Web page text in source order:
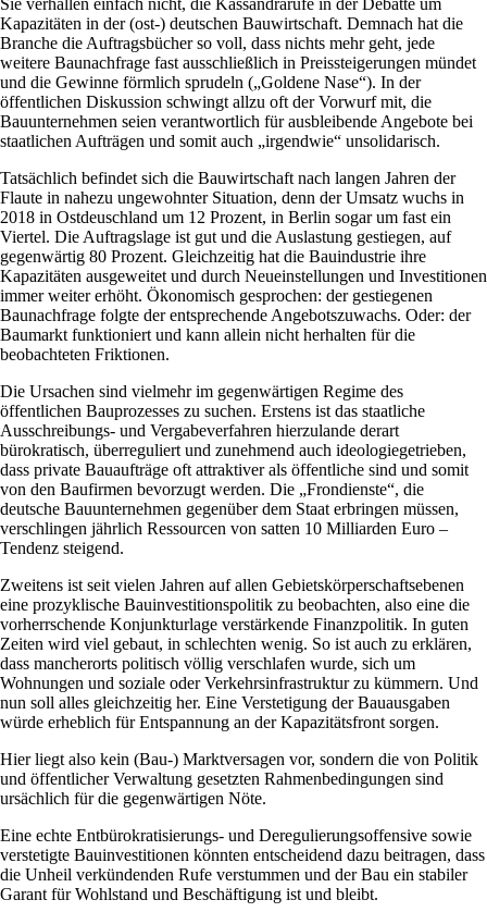
Kapazitäten in der (ost-) deutschen Bauwirtschaft. Demnach hat die
Branche die Auftragsbücher so voll, dass nichts mehr geht, jede
weitere Baunachfrage fast ausschließlich in Preissteigerungen mündet
und die Gewinne förmlich sprudeln („Goldene Nase“). In der
öffentlichen Diskussion schwingt allzu oft der Vorwurf mit, die
Bauunternehmen seien verantwortlich für ausbleibende Angebote bei
staatlichen Aufträgen und somit auch „irgendwie“ unsolidarisch.
Tatsächlich befindet sich die Bauwirtschaft nach langen Jahren der
Flaute in nahezu ungewohnter Situation, denn der Umsatz wuchs in
2018 in Ostdeuschland um 12 Prozent, in Berlin sogar um fast ein
Viertel. Die Auftragslage ist gut und die Auslastung gestiegen, auf
gegenwärtig 80 Prozent. Gleichzeitig hat die Bauindustrie ihre
Kapazitäten ausgeweitet und durch Neueinstellungen und Investitionen
immer weiter erhöht. Ökonomisch gesprochen: der gestiegenen
Baunachfrage folgte der entsprechende Angebotszuwachs. Oder: der
Baumarkt funktioniert und kann allein nicht herhalten für die
beobachteten Friktionen.
Die Ursachen sind vielmehr im gegenwärtigen Regime des
öffentlichen Bauprozesses zu suchen. Erstens ist das staatliche
Ausschreibungs- und Vergabeverfahren hierzulande derart
bürokratisch, überreguliert und zunehmend auch ideologiegetrieben,
dass private Bauaufträge oft attraktiver als öffentliche sind und somit
von den Baufirmen bevorzugt werden. Die „Frondienste“, die
deutsche Bauunternehmen gegenüber dem Staat erbringen müssen,
verschlingen jährlich Ressourcen von satten 10 Milliarden Euro –
Tendenz steigend.
Zweitens ist seit vielen Jahren auf allen Gebietskörperschaftsebenen
eine prozyklische Bauinvestitionspolitik zu beobachten, also eine die
vorherrschende Konjunkturlage verstärkende Finanzpolitik. In guten
Zeiten wird viel gebaut, in schlechten wenig. So ist auch zu erklären,
dass mancherorts politisch völlig verschlafen wurde, sich um
Wohnungen und soziale oder Verkehrsinfrastruktur zu kümmern. Und
nun soll alles gleichzeitig her. Eine Verstetigung der Bauausgaben
würde erheblich für Entspannung an der Kapazitätsfront sorgen.
Hier liegt also kein (Bau-) Marktversagen vor, sondern die von Politik
und öffentlicher Verwaltung gesetzten Rahmenbedingungen sind
ursächlich für die gegenwärtigen Nöte.
Eine echte Entbürokratisierungs- und Deregulierungsoffensive sowie
verstetigte Bauinvestitionen könnten entscheidend dazu beitragen, dass
die Unheil verkündenden Rufe verstummen und der Bau ein stabiler
Garant für Wohlstand und Beschäftigung ist und bleibt.